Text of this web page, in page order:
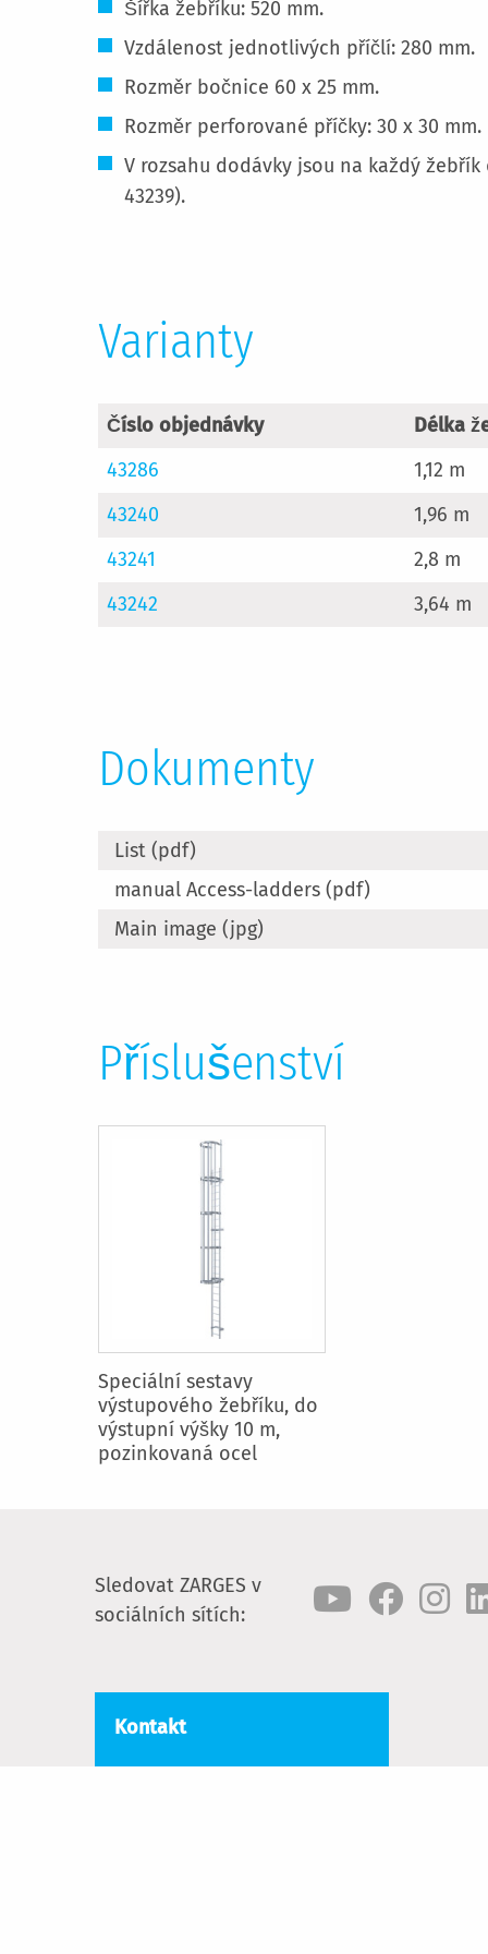
Šířka žebříku: 520 mm.
Vzdálenost jednotlivých příčlí: 280 mm.
Rozměr bočnice 60 x 25 mm.
Rozměr perforované příčky: 30 x 30 mm.
V rozsahu dodávky jsou na každý
43239).
Varianty
Číslo objednávky Délka
43286
1,12 m
43240
1,96 m
43241
2,8 m
43242
3,64 m
Dokumenty
List (pdf)
manual Access-ladders (pdf)
Main image (jpg)
Příslušenství
Speciální sestavy
výstupového žebříku, do
výstupní výšky 10 m,
pozinkovaná ocel
Sledovat ZARGES v
sociálních sítích:
Kontakt